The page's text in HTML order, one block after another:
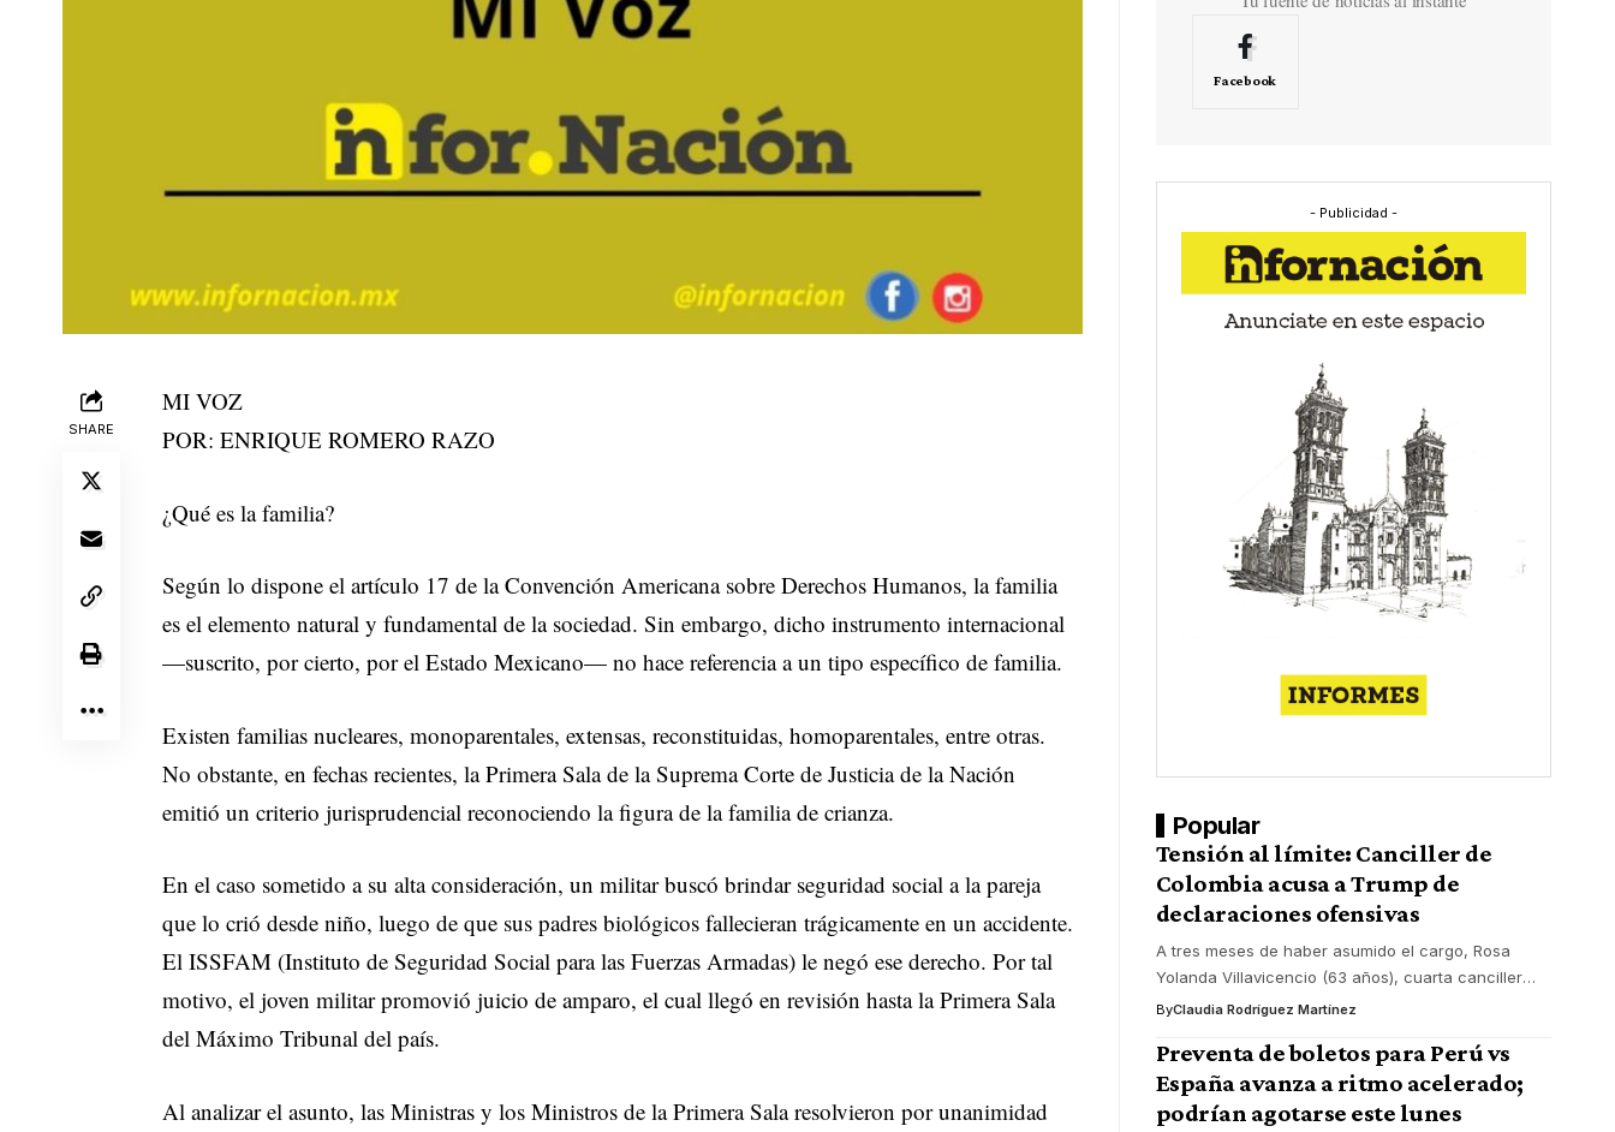
SHARE
MI VOZ
POR: ENRIQUE ROMERO RAZO
¿Qué es la familia?
Según lo dispone el artículo 17 de la Convención Americana sobre Derechos Humanos, la familia
es el elemento natural y fundamental de la sociedad. Sin embargo, dicho instrumento internacional
—suscrito, por cierto, por el Estado Mexicano— no hace referencia a un tipo específico de familia.
Existen familias nucleares, monoparentales, extensas, reconstituidas, homoparentales, entre otras.
No obstante, en fechas recientes, la Primera Sala de la Suprema Corte de Justicia de la Nación
emitió un criterio jurisprudencial reconociendo la figura de la familia de crianza.
En el caso sometido a su alta consideración, un militar buscó brindar seguridad social a la pareja
que lo crió desde niño, luego de que sus padres biológicos fallecieran trágicamente en un accidente.
El ISSFAM (Instituto de Seguridad Social para las Fuerzas Armadas) le negó ese derecho. Por tal
motivo, el joven militar promovió juicio de amparo, el cual llegó en revisión hasta la Primera Sala
del Máximo Tribunal del país.
Al analizar el asunto, las Ministras y los Ministros de la Primera Sala resolvieron por unanimidad
Facebook
- Publicidad -
Popular
Tensión al límite: Canciller de
Colombia acusa a Trump de
declaraciones ofensivas
A tres meses de haber asumido el cargo, Rosa
Yolanda Villavicencio (63 años), cuarta canciller…
ByClaudia Rodríguez Martínez
Preventa de boletos para Perú vs
España avanza a ritmo acelerado;
podrían agotarse este lunes